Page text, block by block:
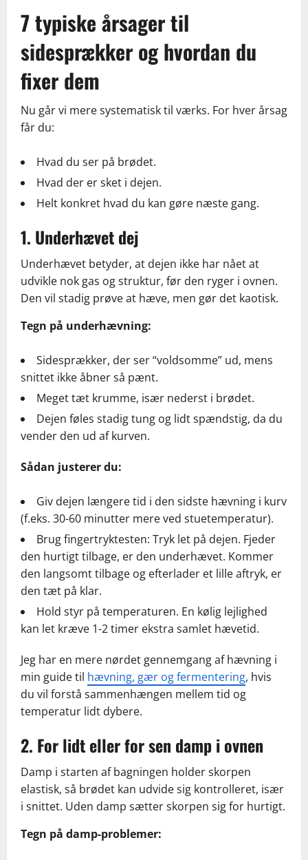
7 typiske årsager til
sidesprækker og hvordan du
fixer dem
Nu går vi mere systematisk til værks. For hver årsag
får du:
Hvad du ser på brødet.
Hvad der er sket i dejen.
Helt konkret hvad du kan gøre næste gang.
1. Underhævet dej
Underhævet betyder, at dejen ikke har nået at
udvikle nok gas og struktur, før den ryger i ovnen.
Den vil stadig prøve at hæve, men gør det kaotisk.
Tegn på underhævning:
Sidesprækker, der ser “voldsomme” ud, mens
snittet ikke åbner så pænt.
Meget tæt krumme, især nederst i brødet.
Dejen føles stadig tung og lidt spændstig, da du
vender den ud af kurven.
Sådan justerer du:
Giv dejen længere tid i den sidste hævning i kurv
(f.eks. 30-60 minutter mere ved stuetemperatur).
Brug fingertryktesten: Tryk let på dejen. Fjeder
den hurtigt tilbage, er den underhævet. Kommer
den langsomt tilbage og efterlader et lille aftryk, er
den tæt på klar.
Hold styr på temperaturen. En kølig lejlighed
kan let kræve 1-2 timer ekstra samlet hævetid.
Jeg har en mere nørdet gennemgang af hævning i
min guide til hævning, gær og fermentering, hvis
du vil forstå sammenhængen mellem tid og
temperatur lidt dybere.
2. For lidt eller for sen damp i ovnen
Damp i starten af bagningen holder skorpen
elastisk, så brødet kan udvide sig kontrolleret, især
i snittet. Uden damp sætter skorpen sig for hurtigt.
Tegn på damp-problemer: